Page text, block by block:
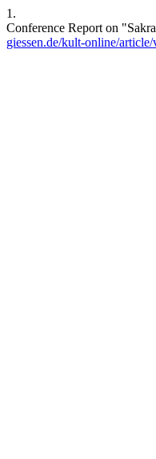
1.
Conference Report on
giessen.de/kult-online/article/